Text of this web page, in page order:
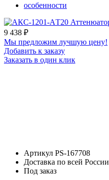
особенности
9 438 ₽
Мы предложим лучшую цену!
Добавить к заказу
Заказать в один клик
Артикул PS-167708
Доставка по всей России
Под заказ